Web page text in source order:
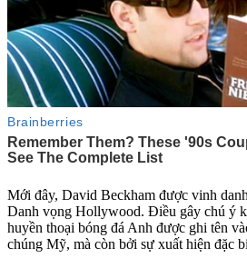
Mới đây, David Beckham được vinh
Danh vọng Hollywood. Điều gây chú ý
huyền thoại bóng đá Anh được ghi tên
chúng Mỹ, mà còn bởi sự xuất hiện đặc